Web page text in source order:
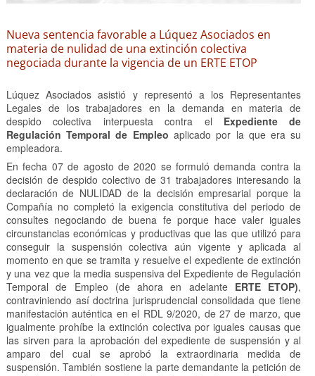
Nueva sentencia favorable a Lúquez Asociados en
materia de nulidad de una extinción colectiva
negociada durante la vigencia de un ERTE ETOP
Lúquez Asociados asistió y representó a los Representantes
Legales de los trabajadores en la demanda en materia de
despido colectiva interpuesta contra el Expediente de
Regulación Temporal de Empleo aplicado por la que era su
empleadora.
En fecha 07 de agosto de 2020 se formuló demanda contra la
decisión de despido colectivo de 31 trabajadores interesando la
declaración de NULIDAD de la decisión empresarial porque la
Compañía no completó la exigencia constitutiva del periodo de
consultes negociando de buena fe porque hace valer iguales
circunstancias económicas y productivas que las que utilizó para
conseguir la suspensión colectiva aún vigente y aplicada al
momento en que se tramita y resuelve el expediente de extinción
y una vez que la media suspensiva del Expediente de Regulación
Temporal de Empleo (de ahora en adelante ERTE ETOP),
contraviniendo así doctrina jurisprudencial consolidada que tiene
manifestación auténtica en el RDL 9/2020, de 27 de marzo, que
igualmente prohíbe la extinción colectiva por iguales causas que
las sirven para la aprobación del expediente de suspensión y al
amparo del cual se aprobó la extraordinaria medida de
suspensión. También sostiene la parte demandante la petición de